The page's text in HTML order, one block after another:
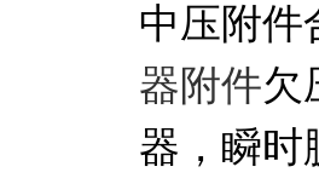
中压附件
器附件欠
器，瞬时